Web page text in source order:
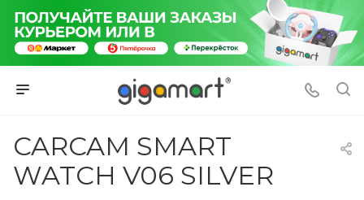
CARCAM SMART
WATCH V06 SILVER